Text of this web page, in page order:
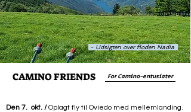
- Udsigten over floden Nadia
CAMINO FRIENDS For Camino-entusiater
Den 7. okt. /Oplagt fly til Oviedo med mellemlanding.